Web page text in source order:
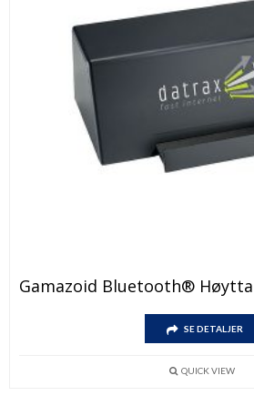
SE DETALJER
QUICK VIEW